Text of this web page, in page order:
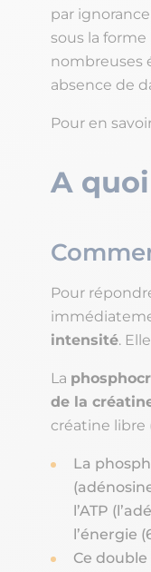
par
sous la forme
nombreuses
absence de
Pour en
A
Pour
intensité.
La
de la
créatine libre
La
l’ATP
l’énergie
Ce